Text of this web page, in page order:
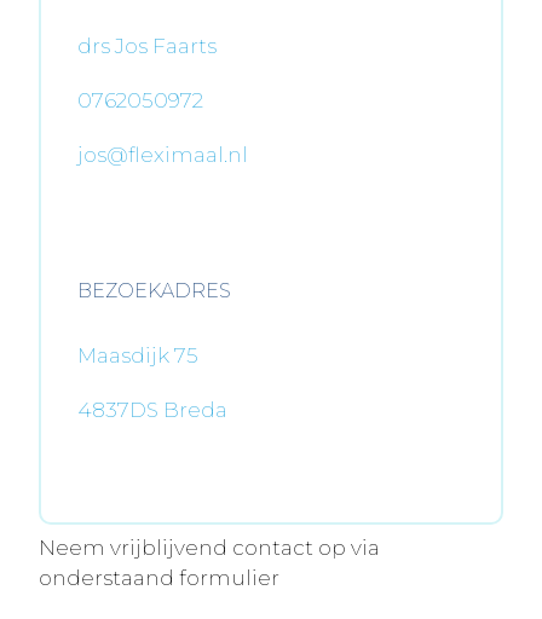
drs Jos Faarts
0762050972
jos@fleximaal.nl
BEZOEKADRES
Maasdijk 75
4837DS Breda
Neem vrijblijvend contact op via
onderstaand formulier